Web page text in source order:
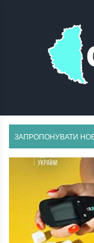
ЗАПРОПОНУВАТИ